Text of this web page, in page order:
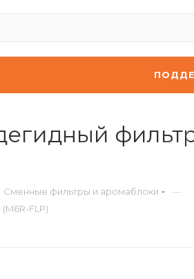
Сменные фильтры и аромаблоки —
FLP)